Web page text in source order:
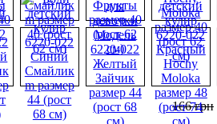
166грн